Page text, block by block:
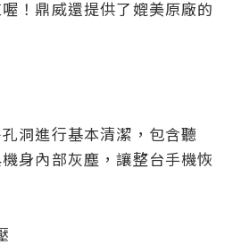
！鼎威還提供了媲美原廠的
洞進行基本清潔，包含聽
身內部灰塵，讓整台手機恢